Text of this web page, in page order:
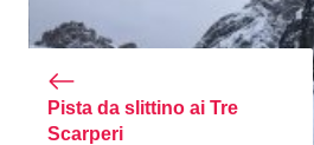
Pista da slittino ai Tre
Scarperi